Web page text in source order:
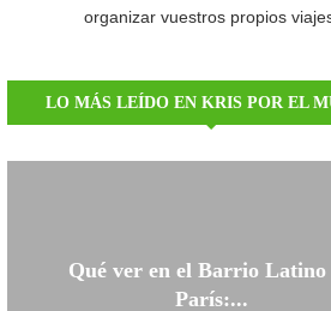
organizar vuestros propios
LO MÁS LEÍDO EN KRIS POR EL
Qué ver en el Barrio Latino
París:...